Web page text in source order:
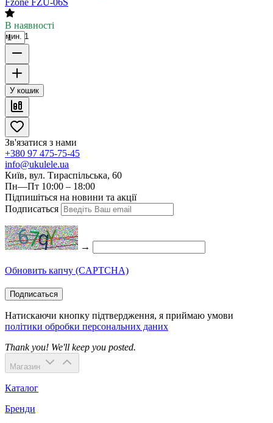
В наявності
мин. 1
У кошик
Зв'язатися з нами
+380 97 475-75-45
info@ukulele.ua
Київ, вул. Тираспільська, 60
Пн—Пт 10:00 – 18:00
Підпишіться на новини та акції
Подписаться
→
Обновить капчу (CAPTCHA)
Подписаться
Натискаючи кнопку підтвердження, я приймаю умови
політики обробки персональних даних
Thank you! We'll keep you posted.
Магазин
Каталог
Бренди